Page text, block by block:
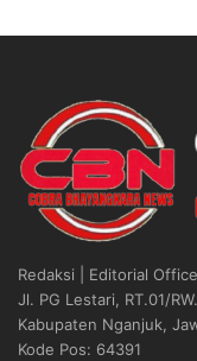
Redaksi | Editorial
Jl. PG Lestari, RT.01/
Kabupaten Nganjuk,
Kode Pos: 64391